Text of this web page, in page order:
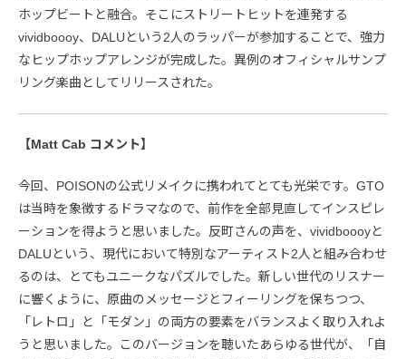
ホップビートと融合。そこにストリートヒットを連発する
vividboooy、DALUという2人のラッパーが参加することで、強力
なヒップホップアレンジが完成した。異例のオフィシャルサンプ
リング楽曲としてリリースされた。
【Matt Cab コメント】
今回、POISONの公式リメイクに携われてとても光栄です。GTO
は当時を象徴するドラマなので、前作を全部見直してインスピレ
ーションを得ようと思いました。反町さんの声を、vividboooyと
DALUという、現代において特別なアーティスト2人と組み合わせ
るのは、とてもユニークなパズルでした。新しい世代のリスナー
に響くように、原曲のメッセージとフィーリングを保ちつつ、
「レトロ」と「モダン」の両方の要素をバランスよく取り入れよ
うと思いました。このバージョンを聴いたあらゆる世代が、「自